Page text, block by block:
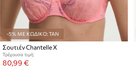
-5% ΜΕ ΚΩΔΙΚΟ: TAN
Σουτιέν Chantelle X
Τρέχουσα τιμή:
80,99 €